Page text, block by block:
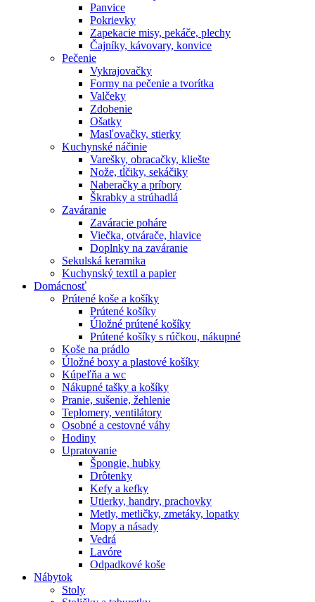
Panvice
Pokrievky
Zapekacie misy, pekáče, plechy
Čajníky, kávovary, konvice
Pečenie
Vykrajovačky
Formy na pečenie a tvorítka
Valčeky
Zdobenie
Ošatky
Masľovačky, stierky
Kuchynské náčinie
Varešky, obracačky, kliešte
Nože, tĺčiky, sekáčiky
Naberačky a príbory
Škrabky a strúhadlá
Zaváranie
Zaváracie poháre
Viečka, otvárače, hlavice
Doplnky na zaváranie
Sekulská keramika
Kuchynský textil a papier
Domácnosť
Prútené koše a košíky
Prútené košíky
Úložné prútené košíky
Prútené košíky s rúčkou, nákupné
Koše na prádlo
Úložné boxy a plastové košíky
Kúpeľňa a wc
Nákupné tašky a košíky
Pranie, sušenie, žehlenie
Teplomery, ventilátory
Osobné a cestovné váhy
Hodiny
Upratovanie
Špongie, hubky
Drôtenky
Kefy a kefky
Utierky, handry, prachovky
Metly, metličky, zmetáky, lopatky
Mopy a násady
Vedrá
Lavóre
Odpadkové koše
Nábytok
Stoly